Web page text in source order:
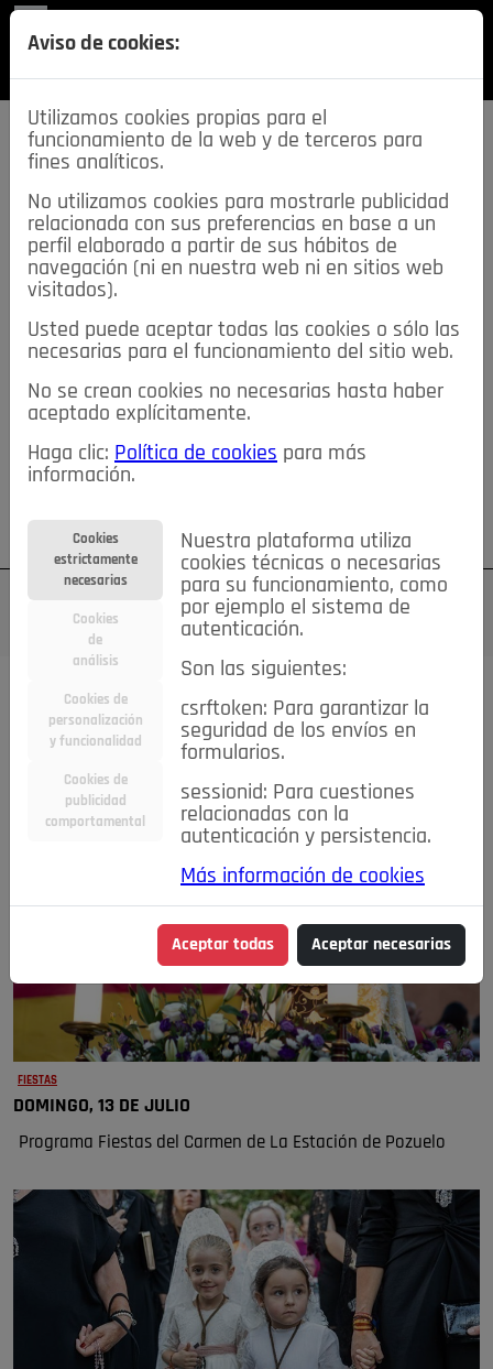
SECCIONES
descarga esta
REVISTA
≡NOTICIAS
NOTICIAS SERVICIOS DE INTERÉS
TABLÓN DE ANUNCIOS MIS ANUNCIOS CONTACTO
NOSOTROS
Su cuenta Regístrese ¿Olvidó su contraseña?
FIESTAS
DOMINGO, 13 DE JULIO
Programa Fiestas del Carmen de La Estación de Pozuelo
Aviso de cookies:
Utilizamos cookies propias para el
funcionamiento de la web y de terceros para
fines analíticos.
No utilizamos cookies para mostrarle publicidad
relacionada con sus preferencias en base a un
perfil elaborado a partir de sus hábitos de
navegación (ni en nuestra web ni en sitios web
visitados).
Usted puede aceptar todas las cookies o sólo las
necesarias para el funcionamiento del sitio web.
No se crean cookies no necesarias hasta haber
aceptado explícitamente.
Haga clic: Política de cookies para más
información.
Cookies
estrictamente
necesarias
Cookies
de
análisis
Cookies de
personalización
y funcionalidad
Cookies de
publicidad
comportamental
Nuestra plataforma utiliza
cookies técnicas o necesarias
para su funcionamiento, como
por ejemplo el sistema de
autenticación.
Son las siguientes:
csrftoken: Para garantizar la
seguridad de los envíos en
formularios.
sessionid: Para cuestiones
relacionadas con la
autenticación y persistencia.
Más información de cookies
Aceptar todas Aceptar necesarias